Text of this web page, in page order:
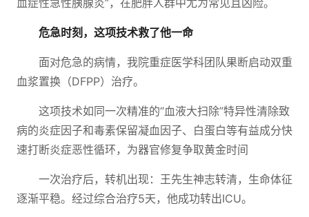
血症性急性胰腺炎”，在肥胖人群中尤为常见且凶险。
危急时刻，这项技术救了他一命
面对危急的病情，我院重症医学科团队果断启动双重
血浆置换（DFPP）治疗。
这项技术如同一次精准的“血液大扫除”特异性清除致
病的炎症因子和毒素保留凝血因子、白蛋白等有益成分快
速打断炎症恶性循环，为器官修复争取黄金时间
一次治疗后，转机出现：王先生神志转清，生命体征
逐渐平稳。经过综合治疗5天，他成功转出ICU。